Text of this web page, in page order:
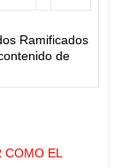
Ramificados
de
COMO EL